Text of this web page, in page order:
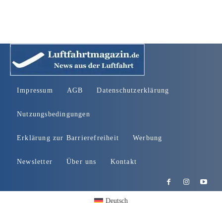
Impressum AGB Datenschutzerklärung
Nutzungsbedingungen
Erklärung zur Barrierefreiheit Werbung
Newsletter Über uns Kontakt
Deutsch